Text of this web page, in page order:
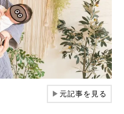
▶元記事を見る